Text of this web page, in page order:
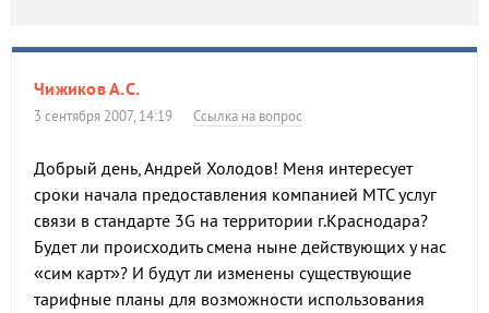
Чижиков А.С.
3 сентября 2007, 14:19 Ссылка на вопрос
Добрый день, Андрей Холодов! Меня интересует
сроки начала предоставления компанией МТС услуг
связи в стандарте 3G на территории г.Краснодара?
Будет ли происходить смена ныне действующих у нас
«сим карт»? И будут ли изменены существующие
тарифные планы для возможности использования